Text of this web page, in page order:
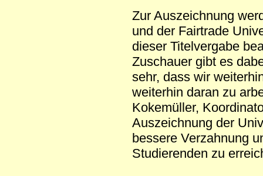
Zur Auszeichnung
und der Fairtrade
dieser Titelvergabe
Zuschauer gibt es
sehr, dass wir
weiterhin daran zu
Kokemüller,
Auszeichnung der
bessere Verzahnung
Studierenden zu